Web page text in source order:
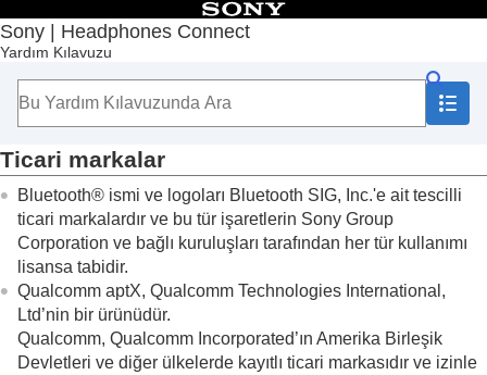
Sony | Headphones Connect
Yardım Kılavuzu
İçindekiler
Başlangıç Sayfası
Başlarken
Kullanım
Önemli bilgi
Ticari markalar
Sorun giderme
Erişilebilirlik
Ticari markalar
Bluetooth® ismi ve logoları Bluetooth SIG, Inc.'e ait tescilli
ticari markalardır ve bu tür işaretlerin Sony Group
Corporation ve bağlı kuruluşları tarafından her tür kullanımı
lisansa tabidir.
Qualcomm aptX, Qualcomm Technologies International,
Ltd’nin bir ürünüdür.
Qualcomm, Qualcomm Incorporated’ın Amerika Birleşik
Devletleri ve diğer ülkelerde kayıtlı ticari markasıdır ve izinle